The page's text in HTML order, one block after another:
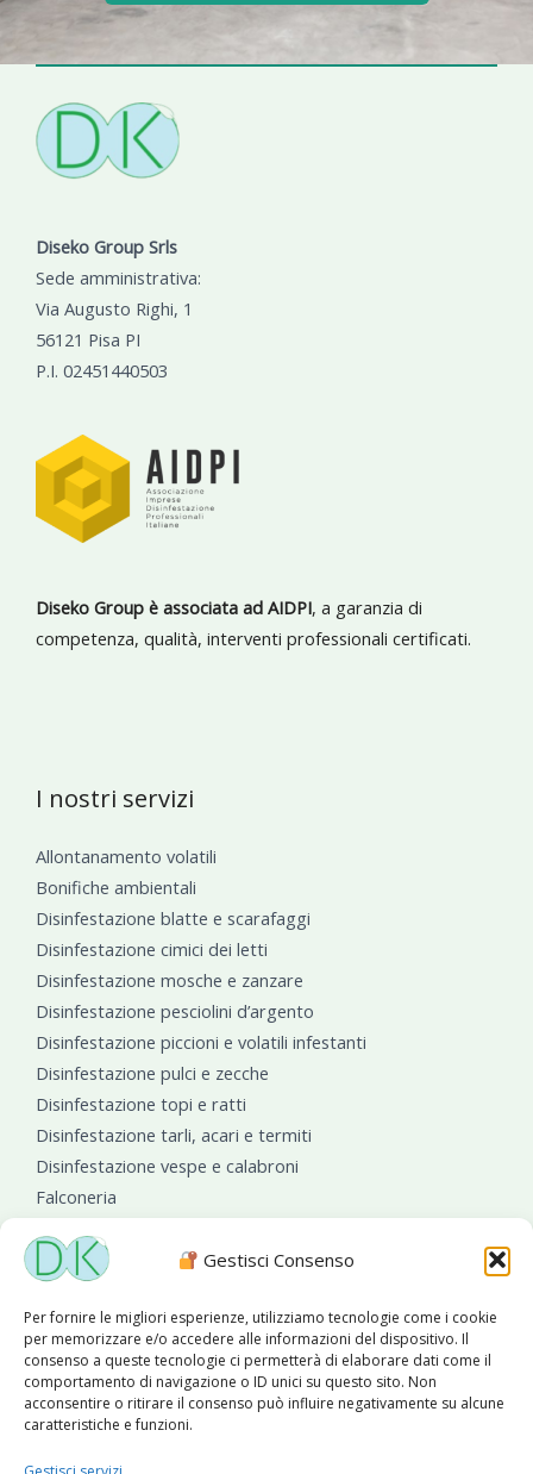
Gestisci Consenso
Per fornire le migliori esperienze, utilizziamo tecnologie come i cookie
per memorizzare e/o accedere alle informazioni del dispositivo. Il
consenso a queste tecnologie ci permetterà di elaborare dati come il
comportamento di navigazione o ID unici su questo sito. Non
acconsentire o ritirare il consenso può influire negativamente su alcune
caratteristiche e funzioni.
Diseko Group Srls
Sede amministrativa:
Via Augusto Righi, 1
56121 Pisa PI
P.I. 02451440503
Diseko Group è associata ad AIDPI, a garanzia di
competenza, qualità, interventi professionali certificati.
I nostri servizi
Allontanamento volatili
Bonifiche ambientali
Disinfestazione blatte e scarafaggi
Disinfestazione cimici dei letti
Disinfestazione mosche e zanzare
Disinfestazione pesciolini d’argento
Disinfestazione piccioni e volatili infestanti
Disinfestazione pulci e zecche
Disinfestazione topi e ratti
Disinfestazione tarli, acari e termiti
Disinfestazione vespe e calabroni
Falconeria